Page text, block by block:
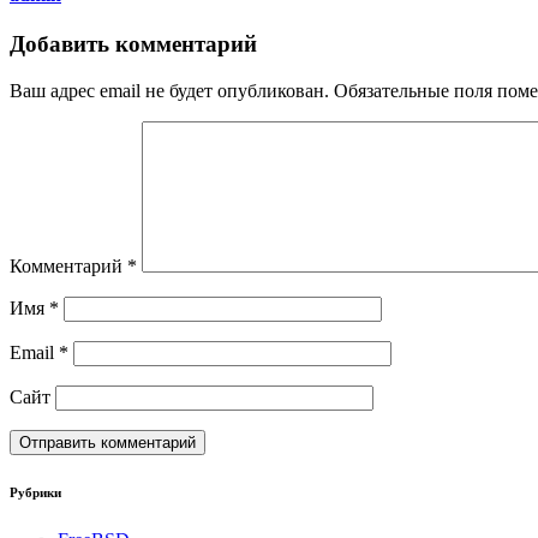
Добавить комментарий
Ваш адрес email не будет опубликован. Обязательные поля
Комментарий *
Имя *
Email *
Сайт
Рубрики